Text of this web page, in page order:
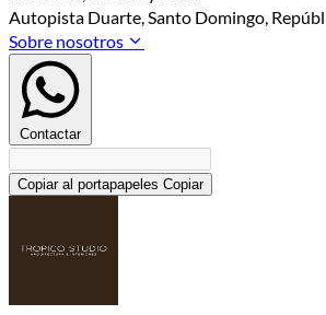
Autopista Duarte, Santo Domingo,
Sobre nosotros
Contactar
Copiar al portapapeles Copiar